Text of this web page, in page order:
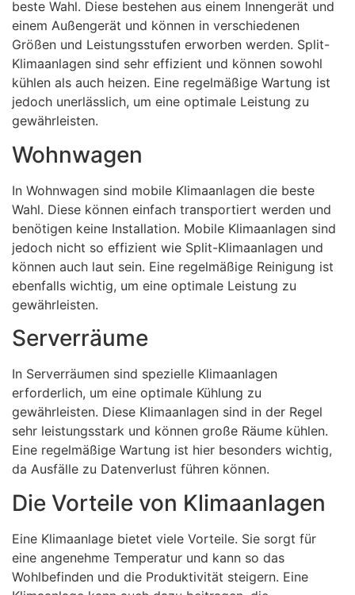
beste Wahl. Diese bestehen aus einem Innengerät und
einem Außengerät und können in verschiedenen
Größen und Leistungsstufen erworben werden. Split-
Klimaanlagen sind sehr effizient und können sowohl
kühlen als auch heizen. Eine regelmäßige Wartung ist
jedoch unerlässlich, um eine optimale Leistung zu
gewährleisten.
Wohnwagen
In Wohnwagen sind mobile Klimaanlagen die beste
Wahl. Diese können einfach transportiert werden und
benötigen keine Installation. Mobile Klimaanlagen sind
jedoch nicht so effizient wie Split-Klimaanlagen und
können auch laut sein. Eine regelmäßige Reinigung ist
ebenfalls wichtig, um eine optimale Leistung zu
gewährleisten.
Serverräume
In Serverräumen sind spezielle Klimaanlagen
erforderlich, um eine optimale Kühlung zu
gewährleisten. Diese Klimaanlagen sind in der Regel
sehr leistungsstark und können große Räume kühlen.
Eine regelmäßige Wartung ist hier besonders wichtig,
da Ausfälle zu Datenverlust führen können.
Die Vorteile von Klimaanlagen
Eine Klimaanlage bietet viele Vorteile. Sie sorgt für
eine angenehme Temperatur und kann so das
Wohlbefinden und die Produktivität steigern. Eine